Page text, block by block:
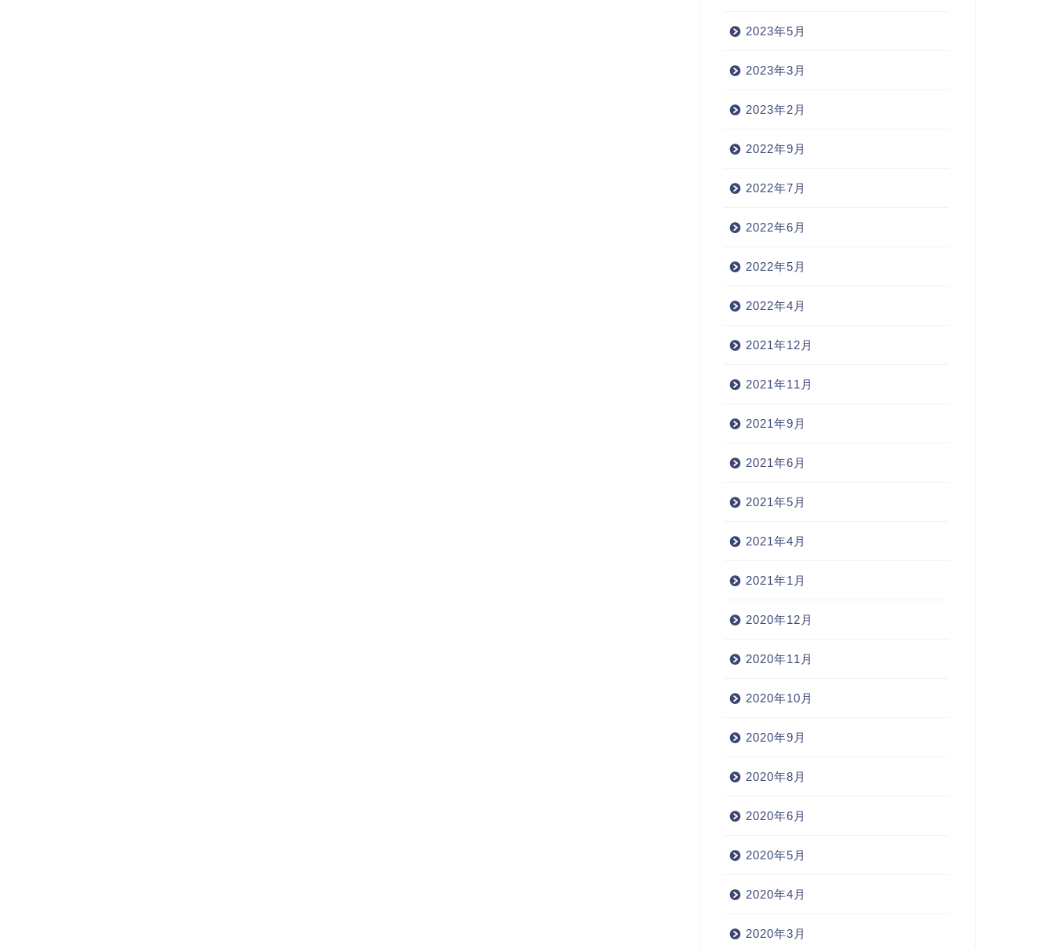
2023年5月
2023年3月
2023年2月
2022年9月
2022年7月
2022年6月
2022年5月
2022年4月
2021年12月
2021年11月
2021年9月
2021年6月
2021年5月
2021年4月
2021年1月
2020年12月
2020年11月
2020年10月
2020年9月
2020年8月
2020年6月
2020年5月
2020年4月
2020年3月